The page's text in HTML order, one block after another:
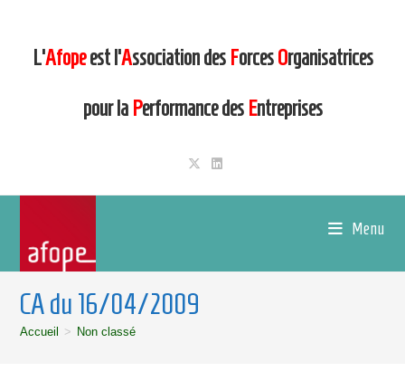
L’Afopeest l’Association des ForcesOrganisatrices
pour la Performance des Entreprises
Menu
CA du 16/04/2009
Accueil > Non classé